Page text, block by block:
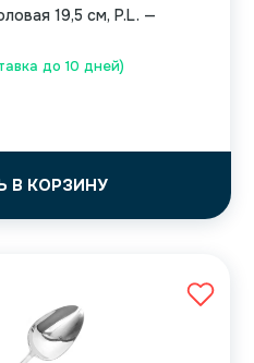
до 10 дней)
19,5 см, P.L. —
В КОРЗИНУ